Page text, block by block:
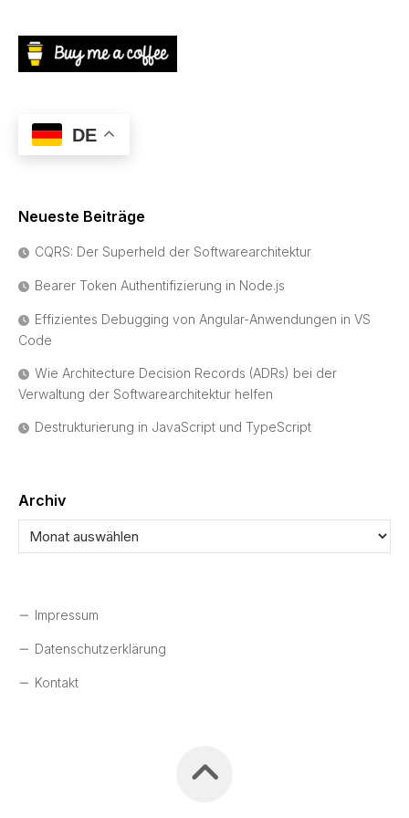
DE
Neueste Beiträge
CQRS: Der Superheld der Softwarearchitektur
Bearer Token Authentifizierung in Node.js
Effizientes Debugging von Angular-Anwendungen in VS
Code
Wie Architecture Decision Records (ADRs) bei der
Verwaltung der Softwarearchitektur helfen
Destrukturierung in JavaScript und TypeScript
Archiv
Impressum
Datenschutzerklärung
Kontakt